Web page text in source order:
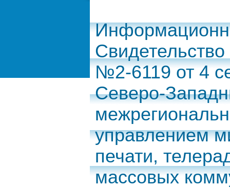
№2-6119 от 4
Северо-
управлением
печати,
массовых